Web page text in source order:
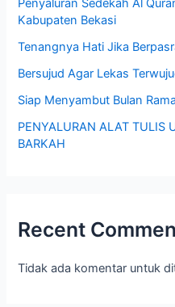
Penyaluran Sedekah Al
Kabupaten Bekasi
Tenangnya Hati Jika
Bersujud Agar Lekas
Siap Menyambut Bulan
PENYALURAN ALAT TULIS
BARKAH
Recent
Tidak ada komentar untuk